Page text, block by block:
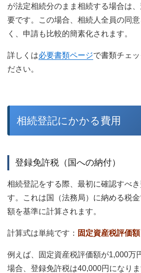
が法定相続分のまま相続する場合は
要です。この場合、相続人全員の同
く、申請も比較的簡素化されます。
詳しくは必要書類ページで書類チェ
ださい。
相続登記にかかる費用
登録免許税（国への納付）
相続登記をする際、最初に確認すべ
す。これは国（法務局）に納める税
額を基準に計算されます。
計算式は単純です： 固定資産税評価
例えば、固定資産税評価額が1,000万
場合、登録免許税は40,000円になり